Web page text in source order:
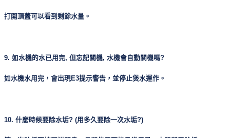
打開頂蓋可以看到剩餘水量。
9. 如水機的水已用完, 但忘記關機, 水機會自動關機嗎?
如水機水用完，會出現E3提示警告，並停止煲水運作。
10. 什麼時候要除水垢? (用多久要除一次水垢?)